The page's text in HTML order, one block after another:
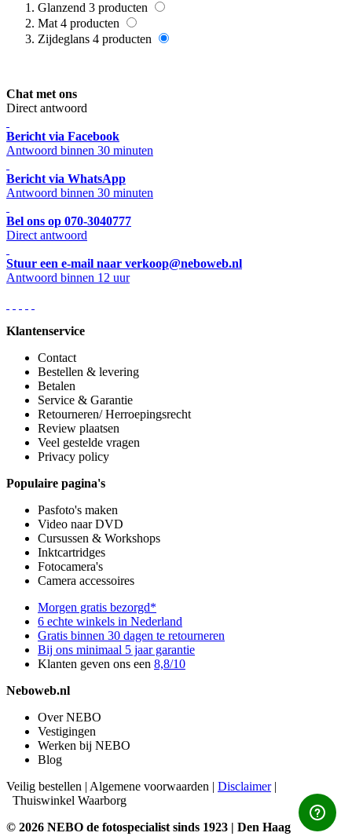
Glanzend 3 producten
Mat 4 producten
Zijdeglans 4 producten
Chat met ons
Direct antwoord
Bericht via Facebook
Antwoord binnen 30 minuten
Bericht via WhatsApp
Antwoord binnen 30 minuten
Bel ons op 070-3040777
Direct antwoord
Stuur een e-mail naar verkoop@neboweb.nl
Antwoord binnen 12 uur
Klantenservice
Contact
Bestellen & levering
Betalen
Service & Garantie
Retourneren/ Herroepingsrecht
Review plaatsen
Veel gestelde vragen
Privacy policy
Populaire pagina's
Pasfoto's maken
Video naar DVD
Cursussen & Workshops
Inktcartridges
Fotocamera's
Camera accessoires
Morgen gratis bezorgd*
6 echte winkels in Nederland
Gratis binnen 30 dagen te retourneren
Bij ons minimaal 5 jaar garantie
Klanten geven ons een 8,8/10
Neboweb.nl
Over NEBO
Vestigingen
Werken bij NEBO
Blog
Veilig bestellen | Algemene voorwaarden | Disclaimer|
Thuiswinkel Waarborg
© 2026 NEBO de fotospecialist sinds 1923 | Den Haag